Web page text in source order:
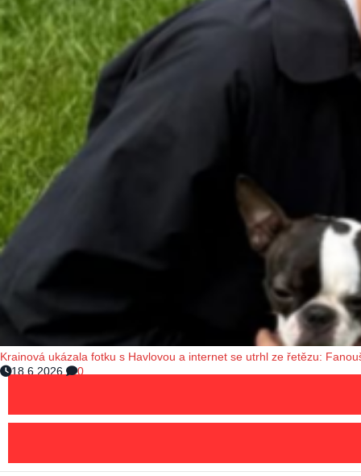
Krainová ukázala fotku s Havlovou a internet se utrhl ze řetězu:
18.6.2026
0